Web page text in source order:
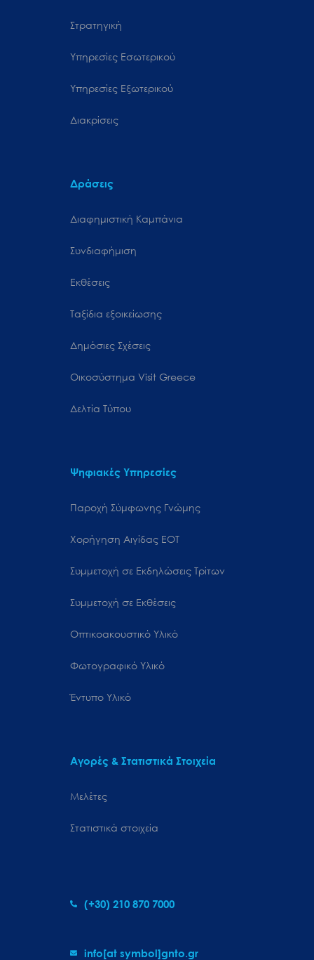
Στρατηγική
Υπηρεσίες Εσωτερικού
Υπηρεσίες Εξωτερικού
Διακρίσεις
Δράσεις
Διαφημιστική Καμπάνια
Συνδιαφήμιση
Εκθέσεις
Ταξίδια εξοικείωσης
Δημόσιες Σχέσεις
Oικοσύστημα Visit Greece
Δελτία Τύπου
Ψηφιακές Υπηρεσίες
Παροχή Σύμφωνης Γνώμης
Χορήγηση Αιγίδας ΕΟΤ
Συμμετοχή σε Εκδηλώσεις Τρίτων
Συμμετοχή σε Εκθέσεις
Οπτικοακουστικό Υλικό
Φωτογραφικό Υλικό
Έντυπο Υλικό
Αγορές & Στατιστικά Στοιχεία
Μελέτες
Στατιστικά στοιχεία
(+30) 210 870 7000
info[at symbol]gnto.gr